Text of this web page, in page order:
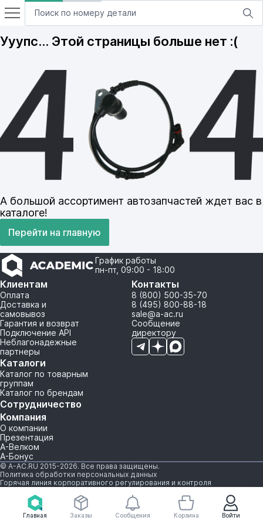
Главная Войти
Заказы Сообщения Корзина
Ууупс… Этой страницы больше нет :(
А большой ассортимент автозапчастей ждет вас в
каталоге!
Перейти на главную
График работы
пн-пт, 09:00 - 18:00
Клиентам
Оплата
Доставка и
самовывоз
Гарантия и возврат
Подключение API
Неблагонадежные
партнеры
Каталоги
Каталог по товарным
группам
Каталог по брендам
Сотрудничество
Компания
О компании
Презентация
А-Велком
А-Бонус
Контакты
8 (800) 500-35-70
8 (495) 800-88-18
sale@a-ac.ru
Сообщение
директору
© A-AC.RU 2015-2026. Все права защищены.
Политика обработки персональных данных
Горячая линия корпоративного регулирования и контроля